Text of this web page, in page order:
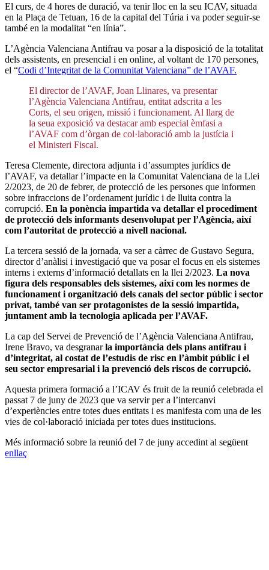
El curs, de 4 hores de duració, va tenir lloc en la seu ICAV, situada
en la Plaça de Tetuan, 16 de la capital del Túria i va poder seguir-se
també en la modalitat “en línia”.
L’Agència Valenciana Antifrau va posar a la disposició de la totalitat
dels assistents, en presencial i en online, al voltant de 170 persones,
el “Codi d’Integritat de la Comunitat Valenciana” de l’AVAF.
El director de l’AVAF, Joan Llinares, va presentar
l’Agència Valenciana Antifrau, entitat adscrita a les
Corts, el seu origen, missió i funcionament. Al llarg de
la seua exposició va destacar amb especial èmfasi a
l’AVAF com d’òrgan de col·laboració amb la justícia i
el Ministeri Fiscal.
Teresa Clemente, directora adjunta i d’assumptes jurídics de
l’AVAF, va detallar l’impacte en la Comunitat Valenciana de la Llei
2/2023, de 20 de febrer, de protecció de les persones que informen
sobre infraccions de l’ordenament jurídic i de lluita contra la
corrupció. En la ponència impartida va detallar el procediment
de protecció dels informants desenvolupat per l’Agència, així
com l’autoritat de protecció a nivell nacional.
La tercera sessió de la jornada, va ser a càrrec de Gustavo Segura,
director d’anàlisi i investigació que va posar el focus en els sistemes
interns i externs d’informació detallats en la llei 2/2023. La nova
figura dels responsables dels sistemes, així com les normes de
funcionament i organització dels canals del sector públic i sector
privat, també van ser protagonistes de la sessió impartida,
juntament amb la tecnologia aplicada per l’AVAF.
La cap del Servei de Prevenció de l’Agència Valenciana Antifrau,
Irene Bravo, va desgranarla importància dels plans antifrau i
d’integritat, al costat de l’estudis de risc en l’àmbit públic i el
seu sector empresarial i la prevenció dels riscos de corrupció.
Aquesta primera formació a l’ICAV és fruit de la reunió celebrada el
passat 7 de juny de 2023 que va servir per a l’intercanvi
d’experiències entre totes dues entitats i es manifesta com una de les
vies de col·laboració iniciada per totes dues institucions.
Més informació sobre la reunió del 7 de juny accedint al següent
enllaç